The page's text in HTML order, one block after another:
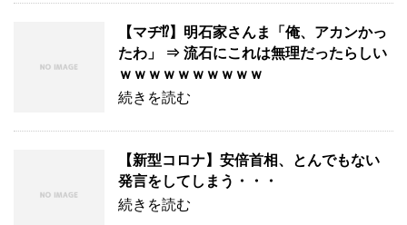
【マヂ⁉】明石家さんま「俺、アカンかっ
たわ」 ⇒ 流石にこれは無理だったらしい
ｗｗｗｗｗｗｗｗｗｗ
続きを読む
【新型コロナ】安倍首相、とんでもない
発言をしてしまう・・・
続きを読む